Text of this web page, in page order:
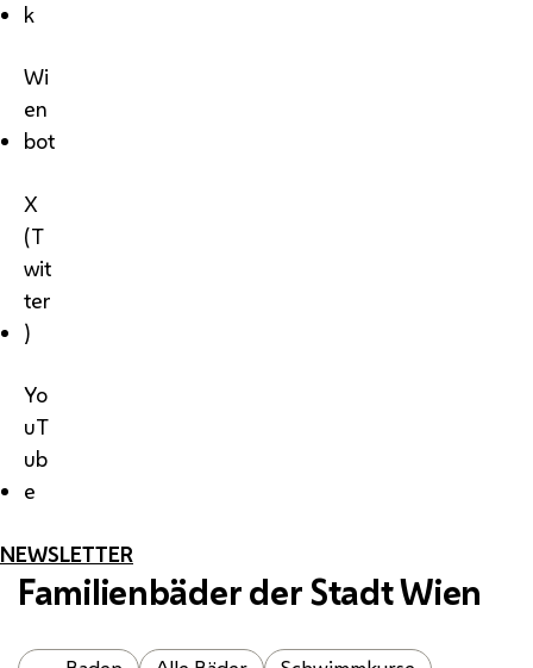
k
Wi
en
bot
X
(T
wit
ter
)
Yo
uT
ub
e
NEWSLETTER
Familienbäder der Stadt Wien